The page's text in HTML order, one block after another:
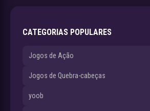
CATEGORIAS POPULARES
Jogos de Ação
Jogos de Quebra-cabeças
yoob